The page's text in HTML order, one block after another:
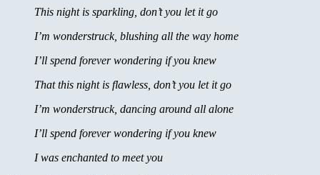
This night is sparkling, don’t you let it go
I’m wonderstruck, blushing all the way home
I’ll spend forever wondering if you knew
That this night is flawless, don’t you let it go
I’m wonderstruck, dancing around all alone
I’ll spend forever wondering if you knew
I was enchanted to meet you